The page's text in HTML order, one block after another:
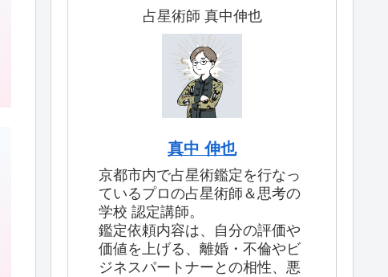
占星術師 真中伸也
真中 伸也
京都市内で占星術鑑定を行なっ
ているプロの占星術師＆思考の
学校 認定講師。
鑑定依頼内容は、自分の評価や
価値を上げる、離婚・不倫やビ
ジネスパートナーとの相性、悪